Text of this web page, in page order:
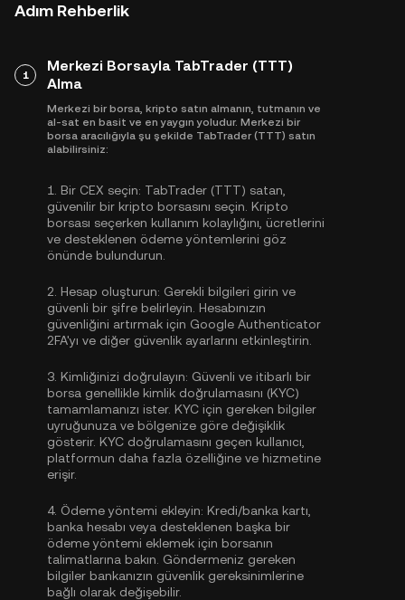
Adım Rehberlik
1
Merkezi Borsayla TabTrader (TTT)
Alma
Merkezi bir borsa, kripto satın almanın, tutmanın ve
al-sat en basit ve en yaygın yoludur. Merkezi bir
borsa aracılığıyla şu şekilde TabTrader (TTT) satın
alabilirsiniz:
1. Bir CEX seçin: TabTrader (TTT) satan,
güvenilir bir kripto borsasını seçin. Kripto
borsası seçerken kullanım kolaylığını, ücretlerini
ve desteklenen ödeme yöntemlerini göz
önünde bulundurun.
2. Hesap oluşturun: Gerekli bilgileri girin ve
güvenli bir şifre belirleyin. Hesabınızın
güvenliğini artırmak için Google Authenticator
2FA'yı ve diğer güvenlik ayarlarını etkinleştirin.
3. Kimliğinizi doğrulayın: Güvenli ve itibarlı bir
borsa genellikle kimlik doğrulamasını (KYC)
tamamlamanızı ister. KYC için gereken bilgiler
uyruğunuza ve bölgenize göre değişiklik
gösterir. KYC doğrulamasını geçen kullanıcı,
platformun daha fazla özelliğine ve hizmetine
erişir.
4. Ödeme yöntemi ekleyin: Kredi/banka kartı,
banka hesabı veya desteklenen başka bir
ödeme yöntemi eklemek için borsanın
talimatlarına bakın. Göndermeniz gereken
bilgiler bankanızın güvenlik gereksinimlerine
bağlı olarak değişebilir.